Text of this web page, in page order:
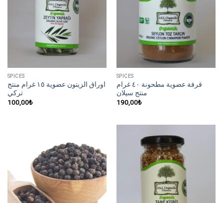
SPICES
اوراق الزيتون عضوية ١٥ غرام منتج
تركي
100,00₺
SPICES
قرفة عضوية مطحونة ٤٠ غرام
منتج سيلان
190,00₺